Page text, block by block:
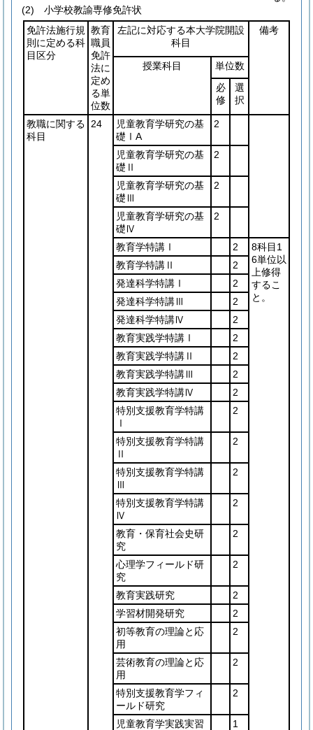
(2) 小学校教諭専修免許状
免許法施行規
則に定める科
目区分
教育
職員
免許
法に
定め
る単
位数
左記に対応する本大学院開設
科目
備考
授業科目
単位数
必
修
選
択
教職に関する
科目
24
児童教育学研究の基
礎ⅠA
2
児童教育学研究の基
礎Ⅱ
2
児童教育学研究の基
礎Ⅲ
2
児童教育学研究の基
礎Ⅳ
2
教育学特講Ⅰ 2
8科目1
6単位以
上修得
するこ
と。
教育学特講Ⅱ
2
発達科学特講Ⅰ
2
発達科学特講Ⅲ
2
発達科学特講Ⅳ
2
教育実践学特講Ⅰ
2
教育実践学特講Ⅱ
2
教育実践学特講Ⅲ
2
教育実践学特講Ⅳ
2
特別支援教育学特講
Ⅰ
2
特別支援教育学特講
Ⅱ
2
特別支援教育学特講
Ⅲ
2
特別支援教育学特講
Ⅳ
2
教育・保育社会史研
究
2
心理学フィールド研
究
2
教育実践研究
2
学習材開発研究
2
初等教育の理論と応
用
2
芸術教育の理論と応
用
2
特別支援教育学フィ
ールド研究
2
児童教育学実践実習 1